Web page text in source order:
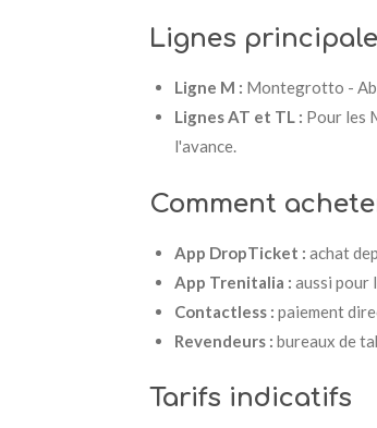
Lignes
Ligne M : Montegrotto -
Lignes AT et TL : Pour les
l'avance.
Comment
App DropTicket : achat
App Trenitalia : aussi pour
Contactless : paiement
Revendeurs : bureaux de
Tarifs indicatifs